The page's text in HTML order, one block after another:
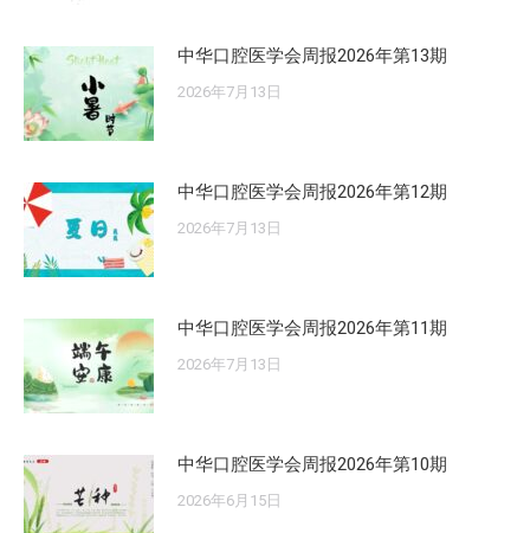
中华口腔医学会周报2026年第13期
2026年7月13日
中华口腔医学会周报2026年第12期
2026年7月13日
中华口腔医学会周报2026年第11期
2026年7月13日
中华口腔医学会周报2026年第10期
2026年6月15日